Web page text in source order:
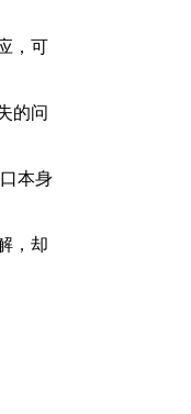
，可
的问
本身
，却